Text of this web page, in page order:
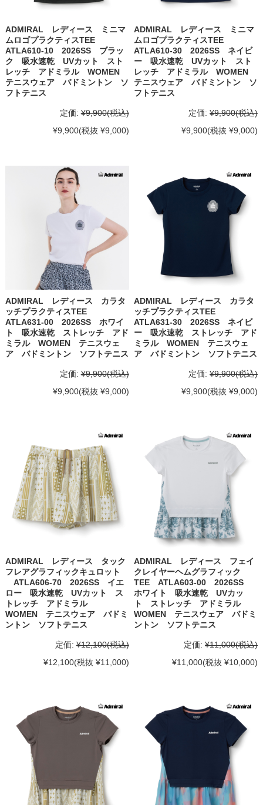
ADMIRAL レディース ミニマ
ムロゴプラクティスTEE
ATLA610-10 2026SS ブラッ
ク 吸水速乾 UVカット スト
レッチ アドミラル WOMEN
テニスウェア バドミントン ソ
フトテニス
定価: ¥9,900(税込)
¥9,900(税抜 ¥9,000)
ADMIRAL レディース ミニマ
ムロゴプラクティスTEE
ATLA610-30 2026SS ネイビ
ー 吸水速乾 UVカット スト
レッチ アドミラル WOMEN
テニスウェア バドミントン ソ
フトテニス
定価: ¥9,900(税込)
¥9,900(税抜 ¥9,000)
ADMIRAL レディース カラタ
ッチプラクティスTEE
ATLA631-00 2026SS ホワイ
ト 吸水速乾 ストレッチ アド
ミラル WOMEN テニスウェ
ア バドミントン ソフトテニス
定価: ¥9,900(税込)
¥9,900(税抜 ¥9,000)
ADMIRAL レディース カラタ
ッチプラクティスTEE
ATLA631-30 2026SS ネイビ
ー 吸水速乾 ストレッチ アド
ミラル WOMEN テニスウェ
ア バドミントン ソフトテニス
定価: ¥9,900(税込)
¥9,900(税抜 ¥9,000)
ADMIRAL レディース タック
フレアグラフィックキュロット
ATLA606-70 2026SS イエ
ロー 吸水速乾 UVカット ス
トレッチ アドミラル
WOMEN テニスウェア バドミ
ントン ソフトテニス
定価: ¥12,100(税込)
¥12,100(税抜 ¥11,000)
ADMIRAL レディース フェイ
クレイヤーヘムグラフィック
TEE ATLA603-00 2026SS
ホワイト 吸水速乾 UVカッ
ト ストレッチ アドミラル
WOMEN テニスウェア バドミ
ントン ソフトテニス
定価: ¥11,000(税込)
¥11,000(税抜 ¥10,000)